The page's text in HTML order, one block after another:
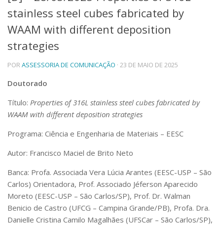
Telefones e Mapas
Pessoas
Ensino
Graduação
Educação a distância
Cursos de Extensão
Linhas de Pesquisa
Centros, Núcleos e Projetos em Rede
Pós-doutorado
Iniciação Científica
Transferência de Tecnologia
Extensão à Comunidade
Projetos, Programas e Cursos
Artes, Cultura e Esportes
Museus e Espaços Interativos
stainless steel cubes fabricated by
WAAM with different deposition
strategies
PORASSESSORIA DE COMUNICAÇÃO · 23 DE MAIO DE 2025
Doutorado
Título: Properties of 316L stainless steel cubes fabricated by
WAAM with different deposition strategies
Programa: Ciência e Engenharia de Materiais – EESC
Autor: Francisco Maciel de Brito Neto
Banca: Profa. Associada Vera Lúcia Arantes (EESC-USP – São
Carlos) Orientadora, Prof. Associado Jéferson Aparecido
Moreto (EESC-USP – São Carlos/SP), Prof. Dr. Walman
Benicio de Castro (UFCG – Campina Grande/PB), Profa. Dra.
Danielle Cristina Camilo Magalhães (UFSCar – São Carlos/SP),